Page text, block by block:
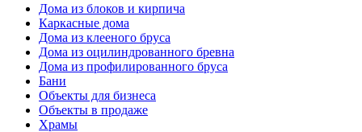
Дома из блоков и кирпича
Каркасные дома
Дома из клееного бруса
Дома из оцилиндрованного бревна
Дома из профилированного бруса
Бани
Объекты для бизнеса
Объекты в продаже
Храмы